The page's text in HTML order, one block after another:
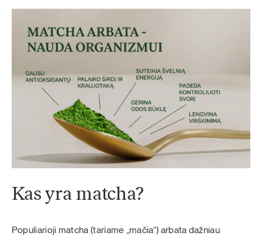
Kas yra matcha?
Populiarioji matcha (tariame „mačia“) arbata dažniau